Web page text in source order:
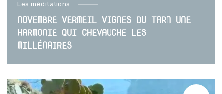
Les méditations
NOVEMBRE VERMEIL VIGNES DU TARN UNE
HARMONIE QUI CHEVAUCHE LES
MILLÉNAIRES